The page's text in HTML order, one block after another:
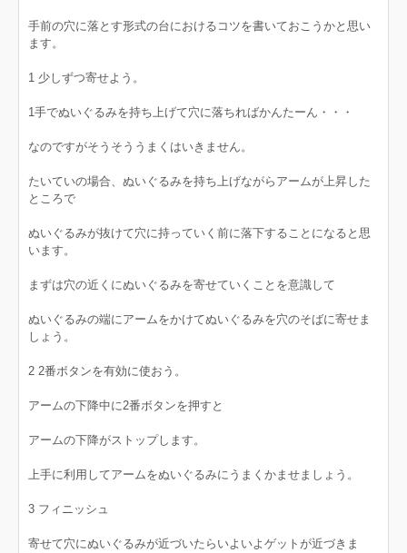
手前の穴に落とす形式の台におけるコツを書いておこうかと思い
ます。
1 少しずつ寄せよう。
1手でぬいぐるみを持ち上げて穴に落ちればかんたーん・・・
なのですがそうそううまくはいきません。
たいていの場合、ぬいぐるみを持ち上げながらアームが上昇した
ところで
ぬいぐるみが抜けて穴に持っていく前に落下することになると思
います。
まずは穴の近くにぬいぐるみを寄せていくことを意識して
ぬいぐるみの端にアームをかけてぬいぐるみを穴のそばに寄せま
しょう。
2 2番ボタンを有効に使おう。
アームの下降中に2番ボタンを押すと
アームの下降がストップします。
上手に利用してアームをぬいぐるみにうまくかませましょう。
3 フィニッシュ
寄せて穴にぬいぐるみが近づいたらいよいよゲットが近づきま